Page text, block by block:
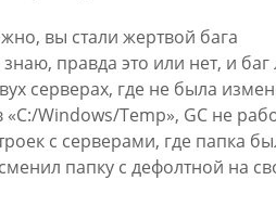
вы стали жертвой бага
правда это или нет, и баг
серверах, где не была
Windows/Temp», GC не
с серверами, где папка
папку с дефолтной на